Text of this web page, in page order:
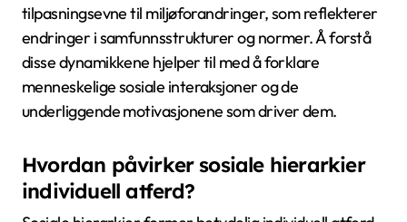
tilpasningsevne til miljøforandringer, som reflekterer
endringer i samfunnsstrukturer og normer. Å forstå
disse dynamikkene hjelper til med å forklare
menneskelige sosiale interaksjoner og de
underliggende motivasjonene som driver dem.
Hvordan påvirker sosiale hierarkier
individuell atferd?